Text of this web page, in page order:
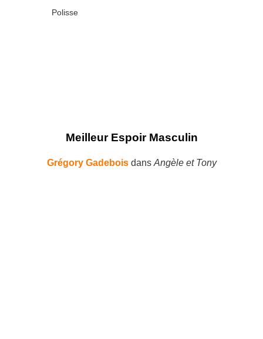
Polisse
Meilleur Espoir Masculin
Grégory Gadeboisdans Angèle et Tony